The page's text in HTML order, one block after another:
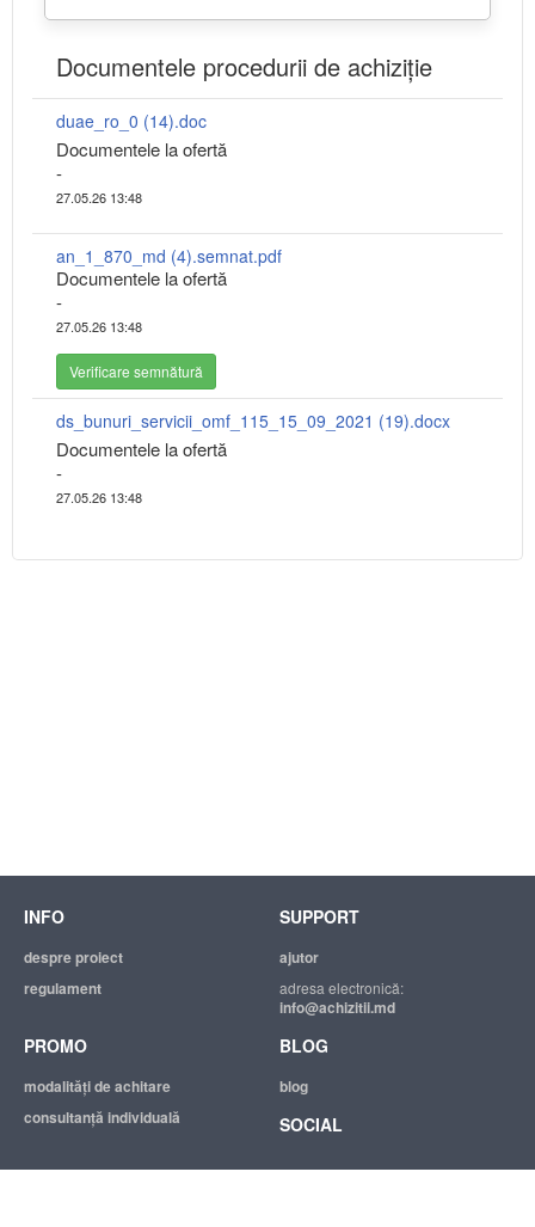
Documentele procedurii de achiziție
duae_ro_0 (14).doc
Documentele la ofertă
-
27.05.26 13:48
an_1_870_md (4).semnat.pdf
Documentele la ofertă
-
27.05.26 13:48
Verificare semnătură
ds_bunuri_servicii_omf_115_15_09_2021 (19).docx
Documentele la ofertă
-
27.05.26 13:48
INFO
despre proiect
regulament
SUPPORT
ajutor
adresa electronică:
info@achizitii.md
PROMO
modalităţi de achitare
consultanță individuală
BLOG
blog
SOCIAL